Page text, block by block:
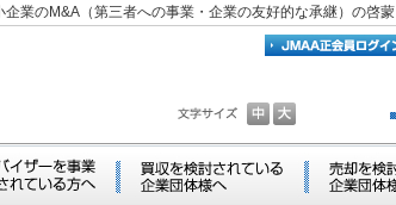
業のM&A（第三者への事業・企業の友好的な承継）の啓蒙